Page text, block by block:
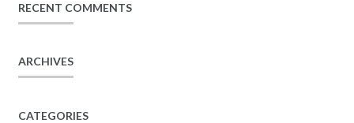
RECENT COMMENTS
ARCHIVES
CATEGORIES